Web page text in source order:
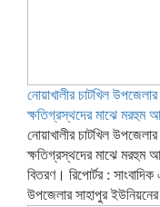
নোয়াখালীর চাটখিল
ক্ষতিগ্রস্থদের মাঝে মরহুম
নোয়াখালীর চাটখিল
ক্ষতিগ্রস্থদের মাঝে মরহুম
বিতরণ। রিপোর্টর :
উপজেলার সাহাপুর ইউনিয়নের